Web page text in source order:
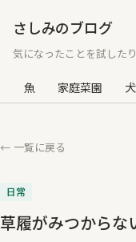
さしみのブログ
気になったことを試した
魚 家庭菜園 犬
← 一覧に戻る
日常
草履がみつからな